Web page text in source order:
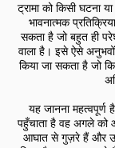
ट्रामा को किसी घटना
भावनात्मक
सकता है जो बहुत ही
वाला है। इसे ऐसे
किया जा सकता है जो
यह जानना महत्वपूर्ण
पहुँचाता है वह अगले को
आघात से गुज़रे हैं और